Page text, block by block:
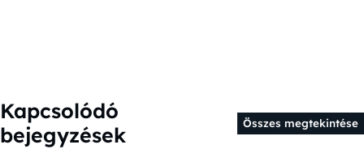
Kapcsolódó
bejegyzések
Összes megtekintése